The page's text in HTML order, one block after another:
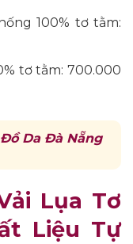
100% tơ tằm:
tơ tằm: 700.000
Da Đà Nẵng
Lụa Tơ
Liệu Tự